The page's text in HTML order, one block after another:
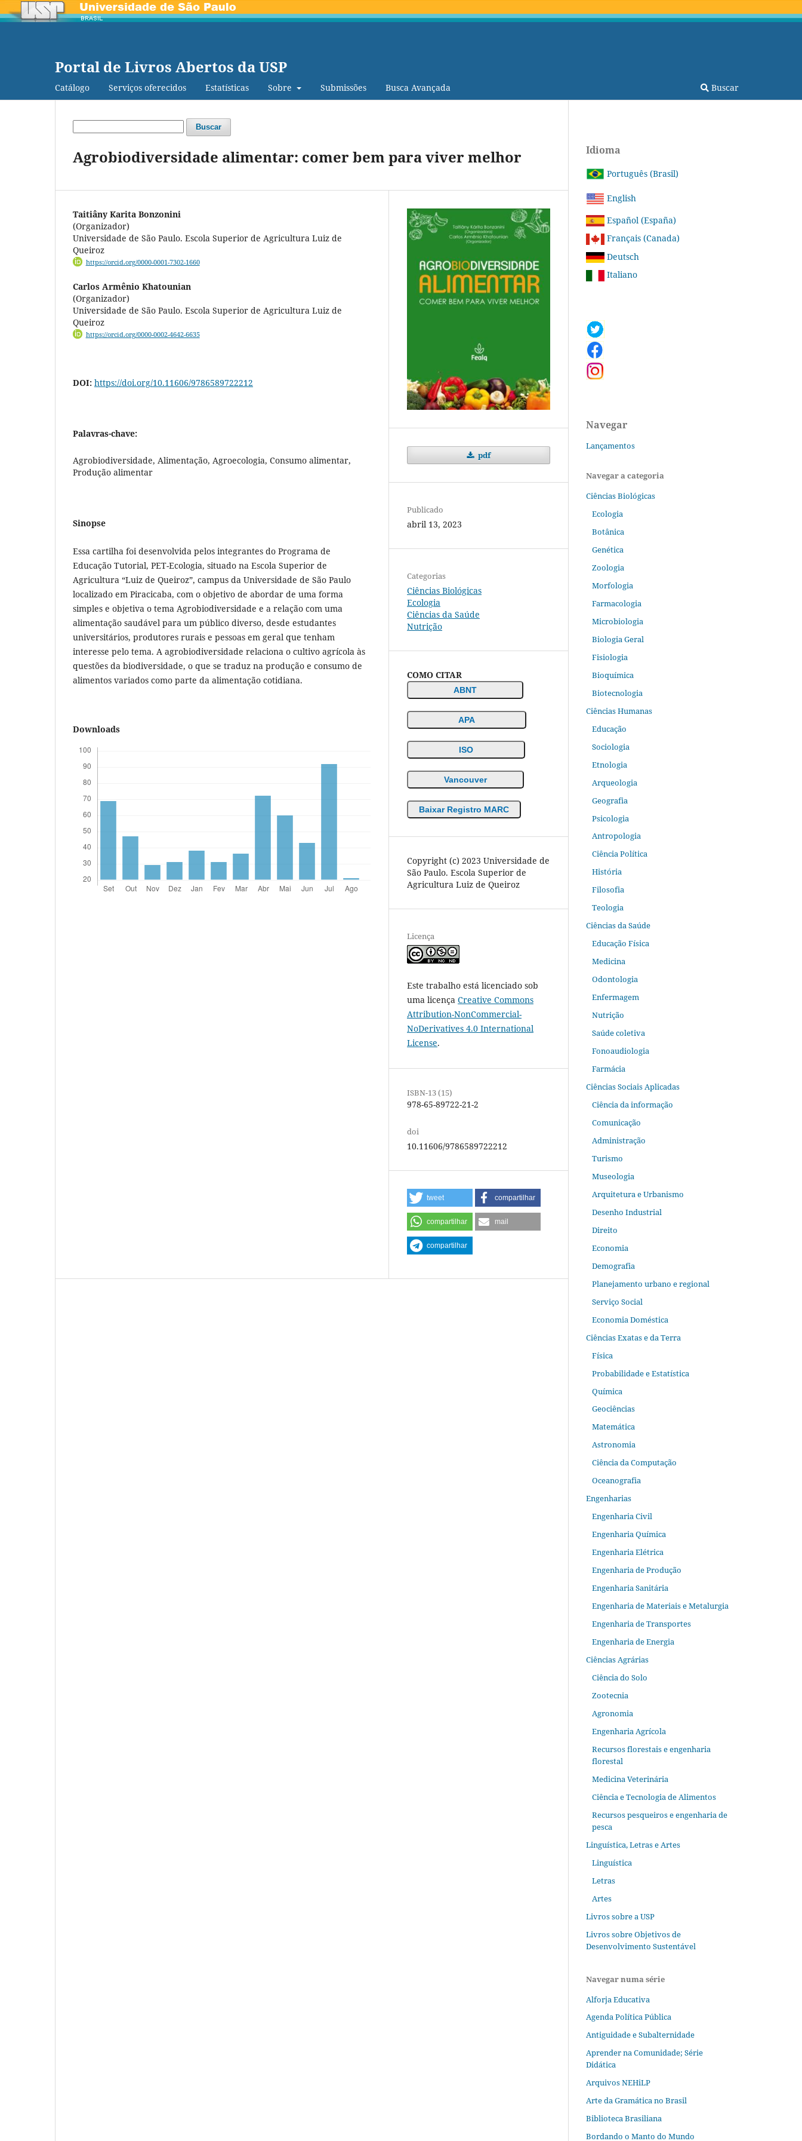
Portal de Livros Abertos da USP
Catálogo Serviços oferecidos Estatísticas Sobre Submissões Busca Avançada Buscar
Buscar
Agrobiodiversidade alimentar: comer bem para viver melhor
Taitiâny Karita Bonzonini
(Organizador)
Universidade de São Paulo. Escola Superior de Agricultura Luiz de
Queiroz
https://orcid.org/0000-0001-7302-1660
Carlos Armênio Khatounian
(Organizador)
Universidade de São Paulo. Escola Superior de Agricultura Luiz de
Queiroz
https://orcid.org/0000-0002-4642-6635
DOI: https://doi.org/10.11606/9786589722212
Palavras-chave:
Agrobiodiversidade, Alimentação, Agroecologia, Consumo alimentar,
Produção alimentar
Sinopse
Essa cartilha foi desenvolvida pelos integrantes do Programa de
Educação Tutorial, PET-Ecologia, situado na Escola Superior de
Agricultura “Luiz de Queiroz”, campus da Universidade de São Paulo
localizado em Piracicaba, com o objetivo de abordar de uma forma
simples e objetiva o tema Agrobiodiversidade e a relação com uma
alimentação saudável para um público diverso, desde estudantes
universitários, produtores rurais e pessoas em geral que tenham
interesse pelo tema. A agrobiodiversidade relaciona o cultivo agrícola às
questões da biodiversidade, o que se traduz na produção e consumo de
alimentos variados como parte da alimentação cotidiana.
Downloads
pdf
Publicado
abril 13, 2023
Categorias
Ciências Biológicas
Ecologia
Ciências da Saúde
Nutrição
COMO CITAR
ABNT
APA
ISO
Vancouver
Baixar Registro MARC
Copyright (c) 2023 Universidade de
São Paulo. Escola Superior de
Agricultura Luiz de Queiroz
Licença
Este trabalho está licenciado sob
uma licença Creative Commons
Attribution-NonCommercial-
NoDerivatives 4.0 International
License.
ISBN-13 (15)
978-65-89722-21-2
doi
10.11606/9786589722212
tweet compartilhar
compartilhar mail
compartilhar
Idioma
Português (Brasil)
English
Español (España)
Français (Canada)
Deutsch
Italiano
Navegar
Lançamentos
Navegar a categoria
Ciências Biológicas
Ecologia
Botânica
Genética
Zoologia
Morfologia
Farmacologia
Microbiologia
Biologia Geral
Fisiologia
Bioquímica
Biotecnologia
Ciências Humanas
Educação
Sociologia
Etnologia
Arqueologia
Geografia
Psicologia
Antropologia
Ciência Política
História
Filosofia
Teologia
Ciências da Saúde
Educação Física
Medicina
Odontologia
Enfermagem
Nutrição
Saúde coletiva
Fonoaudiologia
Farmácia
Ciências Sociais Aplicadas
Ciência da informação
Comunicação
Administração
Turismo
Museologia
Arquitetura e Urbanismo
Desenho Industrial
Direito
Economia
Demografia
Planejamento urbano e regional
Serviço Social
Economia Doméstica
Ciências Exatas e da Terra
Física
Probabilidade e Estatística
Química
Geociências
Matemática
Astronomia
Ciência da Computação
Oceanografia
Engenharias
Engenharia Civil
Engenharia Química
Engenharia Elétrica
Engenharia de Produção
Engenharia Sanitária
Engenharia de Materiais e Metalurgia
Engenharia de Transportes
Engenharia de Energia
Ciências Agrárias
Ciência do Solo
Zootecnia
Agronomia
Engenharia Agrícola
Recursos florestais e engenharia
florestal
Medicina Veterinária
Ciência e Tecnologia de Alimentos
Recursos pesqueiros e engenharia de
pesca
Linguística, Letras e Artes
Linguística
Letras
Artes
Livros sobre a USP
Livros sobre Objetivos de
Desenvolvimento Sustentável
Navegar numa série
Alforja Educativa
Agenda Política Pública
Antiguidade e Subalternidade
Aprender na Comunidade; Série
Didática
Arquivos NEHiLP
Arte da Gramática no Brasil
Biblioteca Brasiliana
Bordando o Manto do Mundo